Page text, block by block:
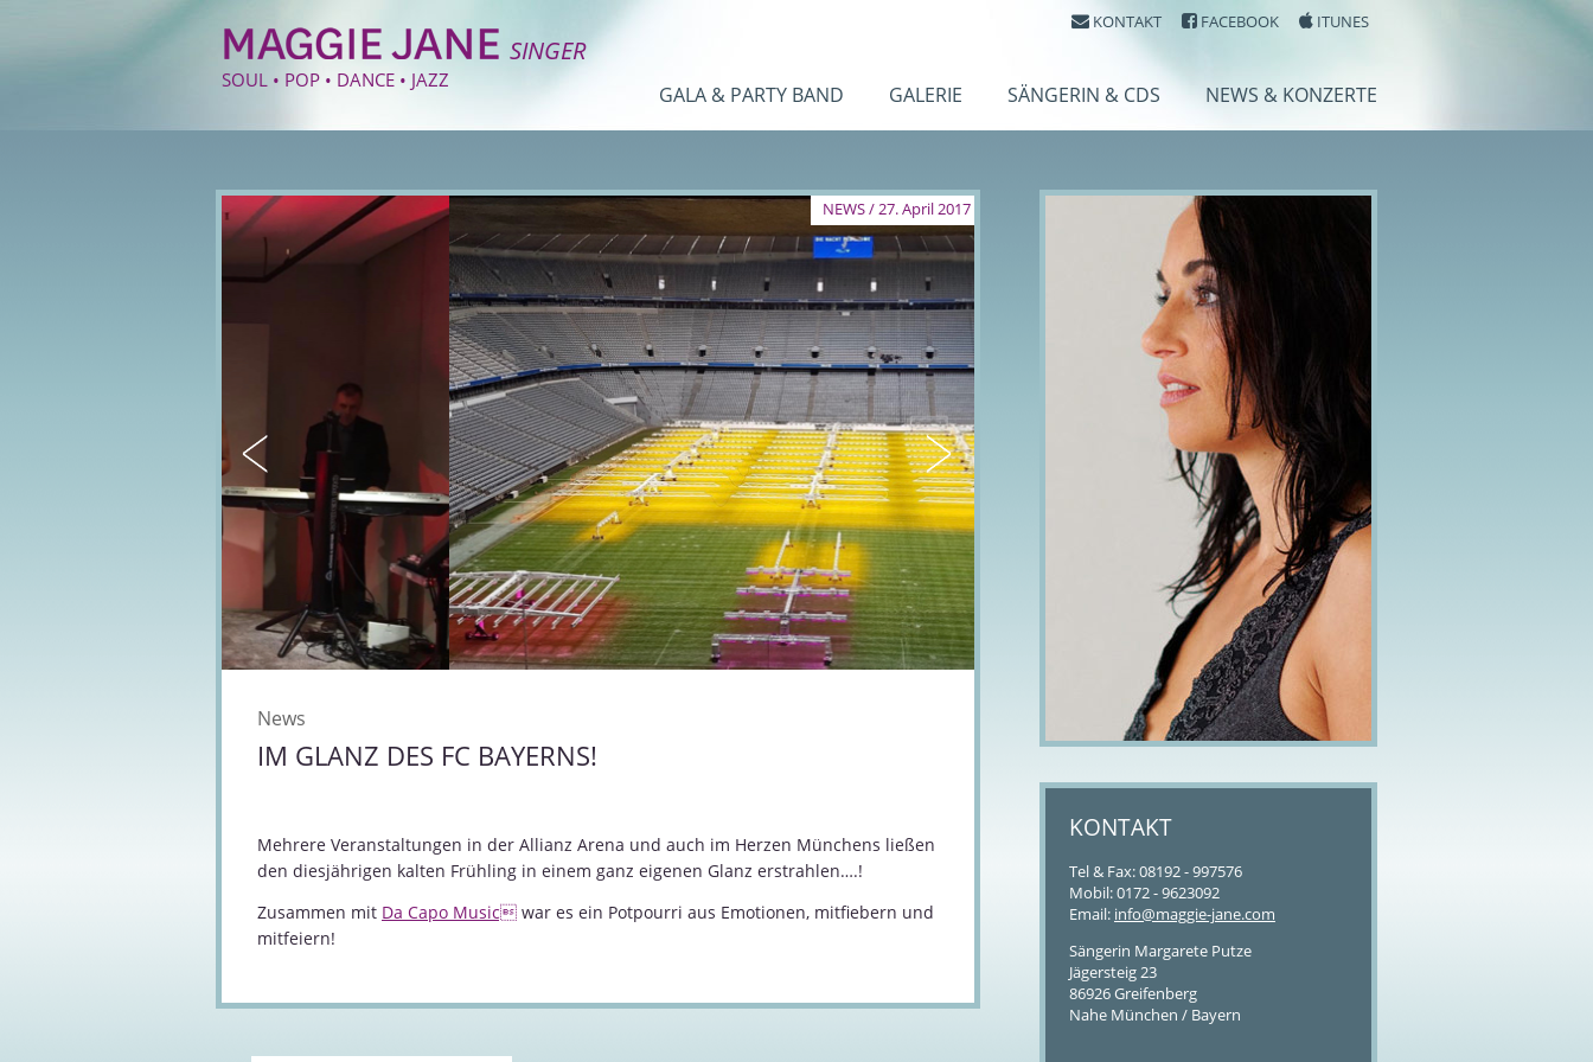
KONTAKT FACEBOOK ITUNES
SINGER
SOUL • POP • DANCE • JAZZ
GALA & PARTY BAND GALERIE SÄNGERIN & CDS NEWS & KONZERTE
NEWS / 27. April 2017
News
IM GLANZ DES FC BAYERNS!
Mehrere Veranstaltungen in der Allianz Arena und auch im Herzen Münchens ließen
den diesjährigen kalten Frühling in einem ganz eigenen Glanz erstrahlen….!
Zusammen mit Da Capo Music war es ein Potpourri aus Emotionen, mitfiebern und
mitfeiern!
KONTAKT
Tel & Fax: 08192 - 997576
Mobil: 0172 - 9623092
Email: info@maggie-jane.com
Sängerin Margarete Putze
Jägersteig 23
86926 Greifenberg
Nahe München / Bayern